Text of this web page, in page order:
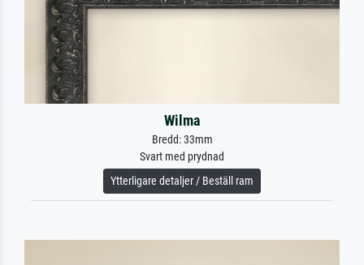
Wilma
Bredd: 33mm
Svart med prydnad
Ytterligare detaljer / Beställ ram